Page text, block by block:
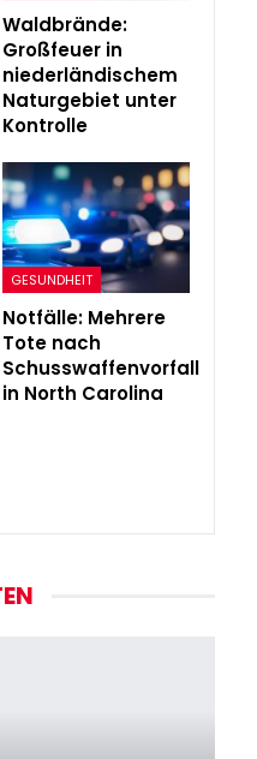
Waldbrände:
Großfeuer in
niederländischem
Naturgebiet unter
Kontrolle
GESUNDHEIT
Notfälle: Mehrere
Tote nach
Schusswaffenvorfall
in North Carolina